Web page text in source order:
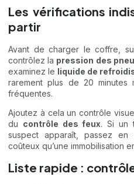
Les vérifications
partir
Avant de charger le coffre,
contrôlez la pression des
examinez le liquide de
rarement plus de 20 minutes
fréquentes.
Ajoutez à cela un contrôle
du contrôle des feux. Si un
suspect apparaît, passez en
coûteux qu’une immobilisation
Liste rapide :